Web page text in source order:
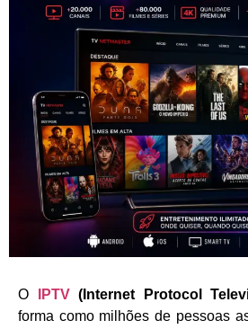
O IPTV(Internet Protocol
forma como milhões de pessoas